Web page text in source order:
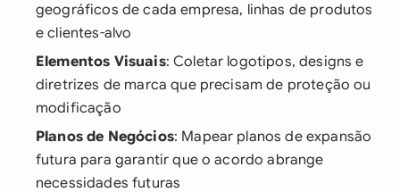
geográficos de cada empresa, linhas de produtos
e clientes-alvo
Elementos Visuais: Coletar logotipos, designs e
diretrizes de marca que precisam de proteção ou
modificação
Planos de Negócios: Mapear planos de expansão
futura para garantir que o acordo abrange
necessidades futuras